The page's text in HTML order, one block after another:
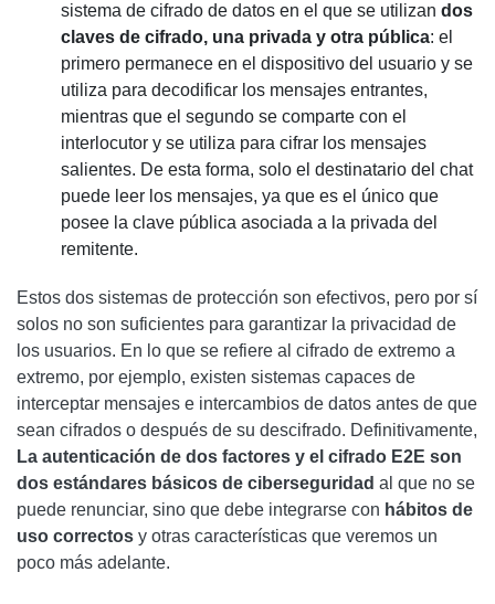
sistema de cifrado de datos en el que se utilizan dos
claves de cifrado, una privada y otra pública: el
primero permanece en el dispositivo del usuario y se
utiliza para decodificar los mensajes entrantes,
mientras que el segundo se comparte con el
interlocutor y se utiliza para cifrar los mensajes
salientes. De esta forma, solo el destinatario del chat
puede leer los mensajes, ya que es el único que
posee la clave pública asociada a la privada del
remitente.
Estos dos sistemas de protección son efectivos, pero por sí
solos no son suficientes para garantizar la privacidad de
los usuarios. En lo que se refiere al cifrado de extremo a
extremo, por ejemplo, existen sistemas capaces de
interceptar mensajes e intercambios de datos antes de que
sean cifrados o después de su descifrado. Definitivamente,
La autenticación de dos factores y el cifrado E2E son
dos estándares básicos de ciberseguridad al que no se
puede renunciar, sino que debe integrarse con hábitos de
uso correctos y otras características que veremos un
poco más adelante.